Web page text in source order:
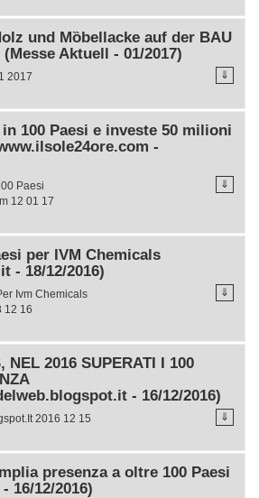
und Mȍbellacke auf der BAU
Aktuell - 01/2017)
2017 ⇓
100 Paesi e investe 50 milioni
-
Paesi
12 01 17
⇓
per IVM Chemicals
- 18/12/2016)
Ivm Chemicals
12 16
⇓
NEL 2016 SUPERATI I 100
- 16/12/2016)
2016 12 15 ⇓
presenza a oltre 100 Paesi
16/12/2016)